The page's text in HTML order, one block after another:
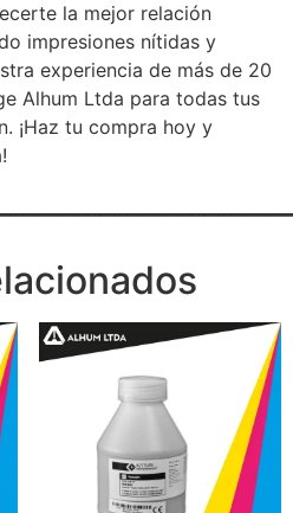
la mejor relación
impresiones nítidas y
experiencia de más de 20
Alhum Ltda para todas tus
¡Haz tu compra hoy y